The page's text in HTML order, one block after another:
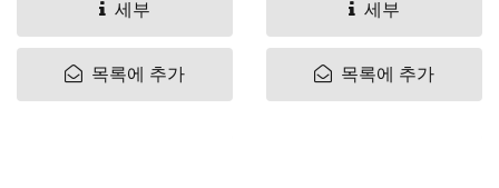
세부
목록에 추가
세부
목록에 추가